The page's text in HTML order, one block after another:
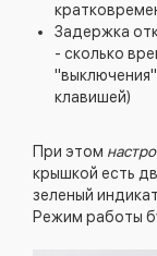
Задержка
- сколько
клавишей)
При этом
крышкой есть
зеленый
Режим работы